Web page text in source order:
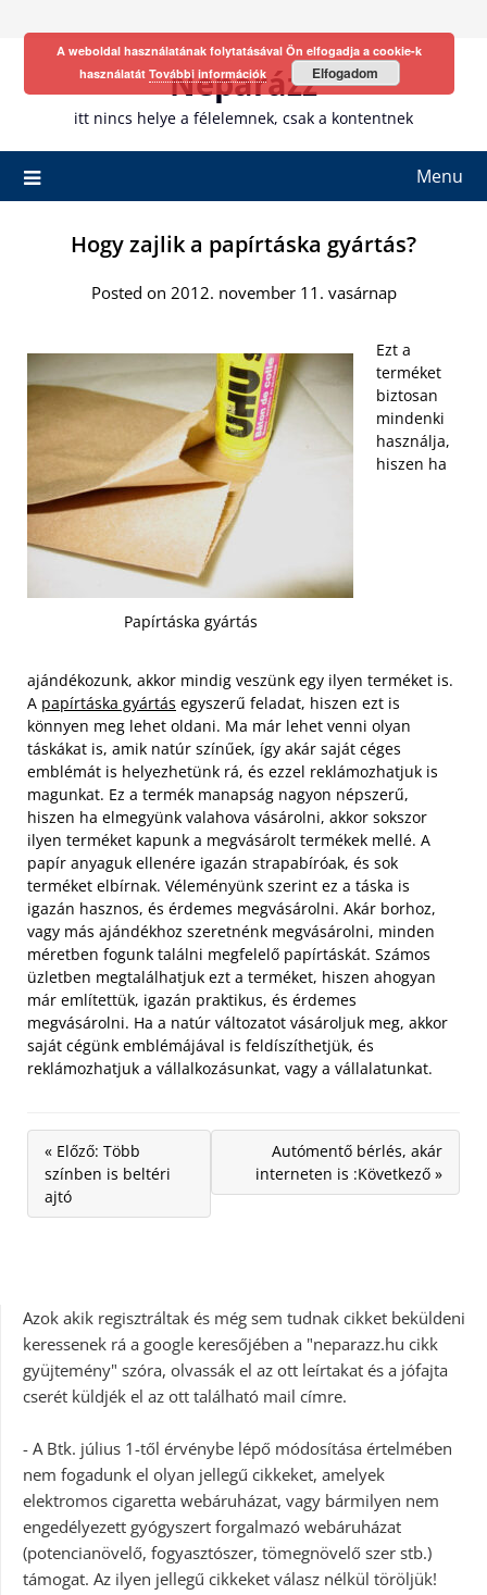
Neparázz
itt nincs helye a félelemnek, csak a kontentnek
Menu
Hogy zajlik a papírtáska gyártás?
Posted on 2012. november 11. vasárnap
Papírtáska gyártás
Ezt a
terméket
biztosan
mindenki
használja,
hiszen ha
ajándékozunk, akkor mindig veszünk egy ilyen terméket is.
A papírtáska gyártás egyszerű feladat, hiszen ezt is
könnyen meg lehet oldani. Ma már lehet venni olyan
táskákat is, amik natúr színűek, így akár saját céges
emblémát is helyezhetünk rá, és ezzel reklámozhatjuk is
magunkat. Ez a termék manapság nagyon népszerű,
hiszen ha elmegyünk valahova vásárolni, akkor sokszor
ilyen terméket kapunk a megvásárolt termékek mellé. A
papír anyaguk ellenére igazán strapabíróak, és sok
terméket elbírnak. Véleményünk szerint ez a táska is
igazán hasznos, és érdemes megvásárolni. Akár borhoz,
vagy más ajándékhoz szeretnénk megvásárolni, minden
méretben fogunk találni megfelelő papírtáskát. Számos
üzletben megtalálhatjuk ezt a terméket, hiszen ahogyan
már említettük, igazán praktikus, és érdemes
megvásárolni. Ha a natúr változatot vásároljuk meg, akkor
saját cégünk emblémájával is feldíszíthetjük, és
reklámozhatjuk a vállalkozásunkat, vagy a vállalatunkat.
« Előző: Több
színben is beltéri
ajtó
Autómentő bérlés, akár
interneten is :Következő »
Azok akik regisztráltak és még sem tudnak cikket beküldeni
keressenek rá a google keresőjében a "neparazz.hu cikk
gyüjtemény" szóra, olvassák el az ott leírtakat és a jófajta
cserét küldjék el az ott található mail címre.
- A Btk. július 1-től érvénybe lépő módosítása értelmében
nem fogadunk el olyan jellegű cikkeket, amelyek
elektromos cigaretta webáruházat, vagy bármilyen nem
engedélyezett gyógyszert forgalmazó webáruházat
(potencianövelő, fogyasztószer, tömegnövelő szer stb.)
támogat. Az ilyen jellegű cikkeket válasz nélkül töröljük!
A weboldal használatának folytatásával Ön elfogadja a cookie-k
használatát További információk Elfogadom